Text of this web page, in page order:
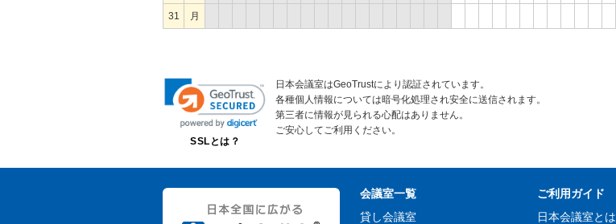
31 月
SSLとは？
日本会議室はGeoTrustにより認証されています。
各種個人情報については暗号化処理され安全に送信されます。
第三者に情報が見られる心配はありません。
ご安心してご利用ください。
会議室一覧
貸し会議室
ご利用ガイド
日本会議室とは